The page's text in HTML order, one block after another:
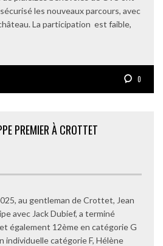
les nouveaux parcours, avec
La participation est faible,
0
PREMIER À CROTTET
au gentleman de Crottet, Jean
avec Jack Dubief, a terminé
également 12ème en catégorie G
individuelle catégorie F, Hélène